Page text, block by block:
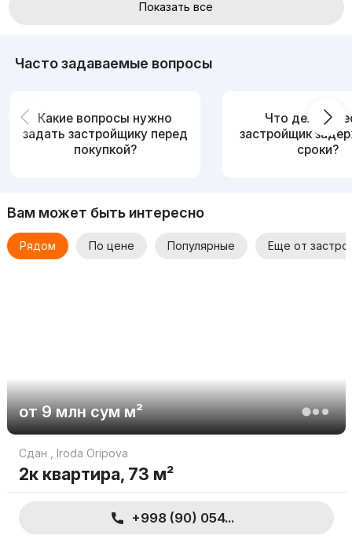
Показать все
Часто задаваемые вопросы
Какие вопросы нужно
задать застройщику перед
покупкой?
Что делать,
застройщик
сроки?
Вам может быть интересно
Рядом По цене Популярные Еще от
от9 млн сумм²
Сдан Iroda Oripova
2к квартира, 73 м²
+998 (90) 054...